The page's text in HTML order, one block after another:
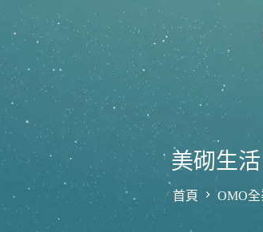
美砌生
首頁 OMO